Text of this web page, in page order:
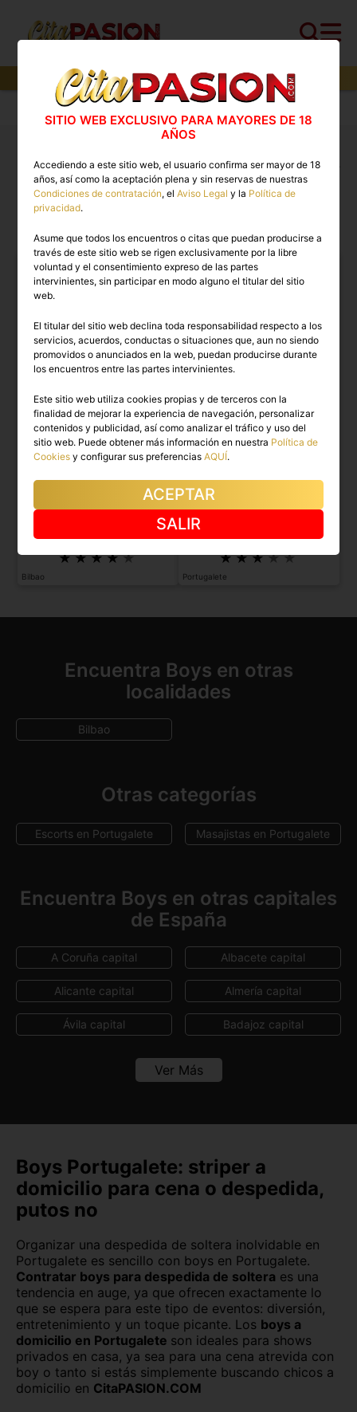
perfiles,2perfiles verificados y0con video
Cita PASION.COM
>Boys> Vizcaya>Portugalete
Boys Portugalete: stripers para despedidas, gigolos
y chicos, putos no
Latino colombiano, hombre real. Speak
English.
Bilbao
IGNACIO
Hombre obediente en busca de una
mujer mandona.
Portugalete
Encuentra Boys en otras
localidades
Bilbao
Otras categorías
Escorts en Portugalete Masajistas en Portugalete
Encuentra Boys en otras capitales
de España
A Coruña capital Albacete capital
Alicante capital Almería capital
Ávila capital Badajoz capital
Barcelona capital
Cádiz capital Castellón capital
Ceuta capital Ciudad Real capital
Córdoba capital Cuenca capital
Guadalajara capital Huelva capital
Huesca capital Jaén capital
Las Palmas León capital
Lleida capital Logroño
Lugo capital
Ver Más
Boys Portugalete: striper a
domicilio para cena o despedida,
putos no
Organizar una despedida de soltera inolvidable en
Portugalete es sencillo con boys en Portugalete.
Contratar boys para despedida de soltera es una
tendencia en auge, ya que ofrecen exactamente lo
que se espera para este tipo de eventos: diversión,
entretenimiento y un toque picante. Los boys a
domicilio en Portugalete son ideales para shows
privados en casa, ya sea para una cena atrevida con
boy o tanto si estás simplemente buscando chicos a
domicilio en CitaPASION.COM
SITIO WEB EXCLUSIVO PARA MAYORES DE 18
AÑOS
Accediendo a este sitio web, el usuario confirma ser mayor de 18
años, así como la aceptación plena y sin reservas de nuestras
Condiciones de contratación, elAviso Legal y la Política de
privacidad.
Asume que todos los encuentros o citas que puedan producirse a
través de este sitio web se rigen exclusivamente por la libre
voluntad y el consentimiento expreso de las partes
intervinientes, sin participar en modo alguno el titular del sitio
web.
El titular del sitio web declina toda responsabilidad respecto a los
servicios, acuerdos, conductas o situaciones que, aun no siendo
promovidos o anunciados en la web, puedan producirse durante
los encuentros entre las partes intervinientes.
Este sitio web utiliza cookies propias y de terceros con la
finalidad de mejorar la experiencia de navegación, personalizar
contenidos y publicidad, así como analizar el tráfico y uso del
sitio web. Puede obtener más información en nuestra Política de
Cookies y configurar sus preferenciasAQUÍ.
ACEPTAR
SALIR